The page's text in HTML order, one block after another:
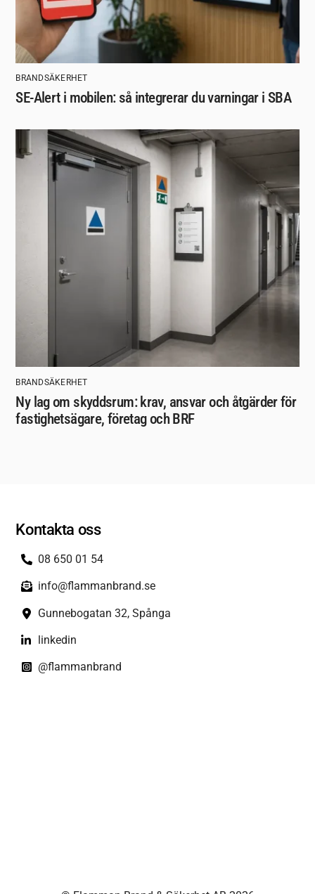
BRANDSÄKERHET
SE-Alert i mobilen: så integrerar du varningar i SBA
BRANDSÄKERHET
Ny lag om skyddsrum: krav, ansvar och åtgärder för
fastighetsägare, företag och BRF
Kontakta oss
08 650 01 54
info@flammanbrand.se
Gunnebogatan 32, Spånga
linkedin
@flammanbrand